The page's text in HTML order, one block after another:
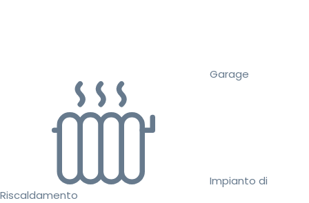
Garage
Impianto di
Riscaldamento